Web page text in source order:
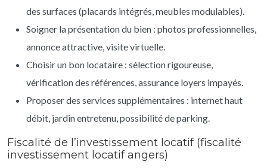
des surfaces (placards intégrés, meubles modulables).
Soigner la présentation du bien : photos professionnelles,
annonce attractive, visite virtuelle.
Choisir un bon locataire : sélection rigoureuse,
vérification des références, assurance loyers impayés.
Proposer des services supplémentaires : internet haut
débit, jardin entretenu, possibilité de parking.
Fiscalité de l’investissement locatif (fiscalité
investissement locatif angers)